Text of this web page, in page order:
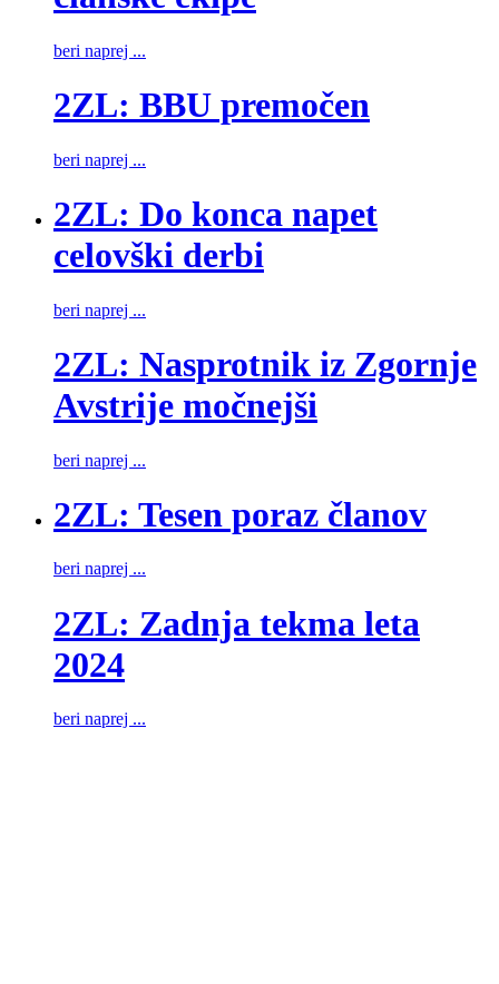
beri naprej ...
2ZL: BBU premočen
beri naprej ...
2ZL: Do konca napet
celovški derbi
beri naprej ...
2ZL: Nasprotnik iz Zgornje
Avstrije močnejši
beri naprej ...
2ZL: Tesen poraz članov
beri naprej ...
2ZL: Zadnja tekma leta
2024
beri naprej ...